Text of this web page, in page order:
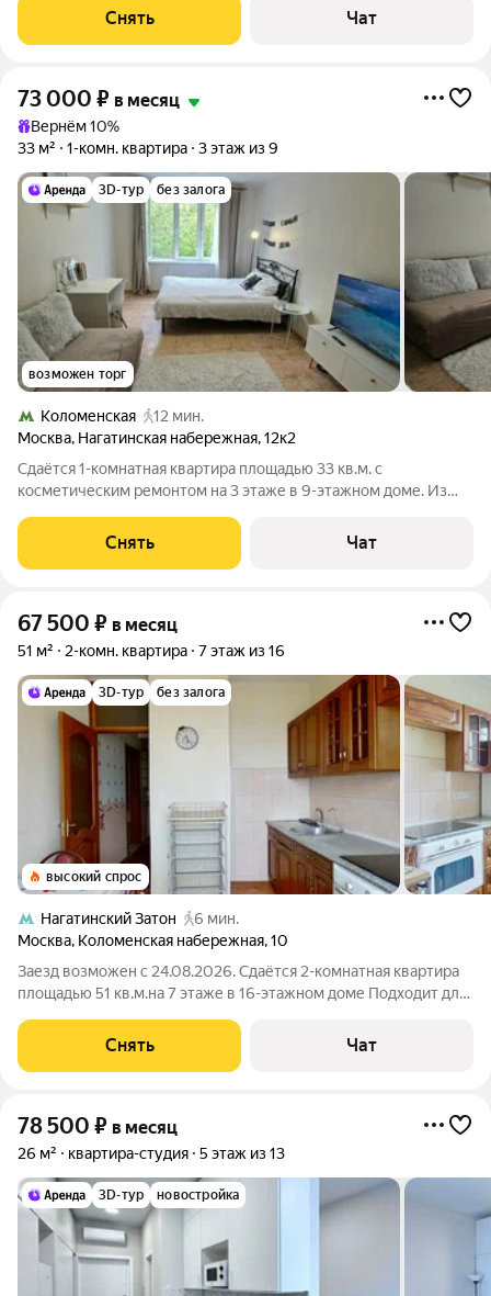
Стиральная машина Холодильник Посудомоечная машина
Кондиционер Дом - монолитный,
Снять Чат
73 000 ₽ в месяц
Вернём 10%
33 м²
1-комн. квартира 3 этаж из 9
3D-тур без залога
возможен торг
Коломенская
12 мин.
Москва, Нагатинская набережная,12к2
Сдаётся 1-комнатная квартира площадью 33 кв.м. с
косметическим ремонтом на 3 этаже в 9-этажном доме. Из
Микроволновка Чайник Стиральная машина с сушкой РоутерСнять Чат
67 500 ₽ в месяц
51 м² 2-комн. квартира 7 этаж из 16
3D-тур без залога
высокий спрос
Нагатинский Затон
6 мин.
Москва, Коломенская набережная,10
Заезд возможен с 24.08.2026. Сдаётся 2-комнатная квартира
площадью 51 кв.м.на 7 этаже в 16-этажном доме Подходит для
ознакомиться с обустройством можно по фото. Из окон
открывается вид на развитый
Снять Чат
78 500 ₽ в месяц
26 м² квартира-студия 5 этаж из 13
3D-тур новостройка